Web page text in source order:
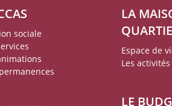
sociale
LA
Espace de
Les activités
LE